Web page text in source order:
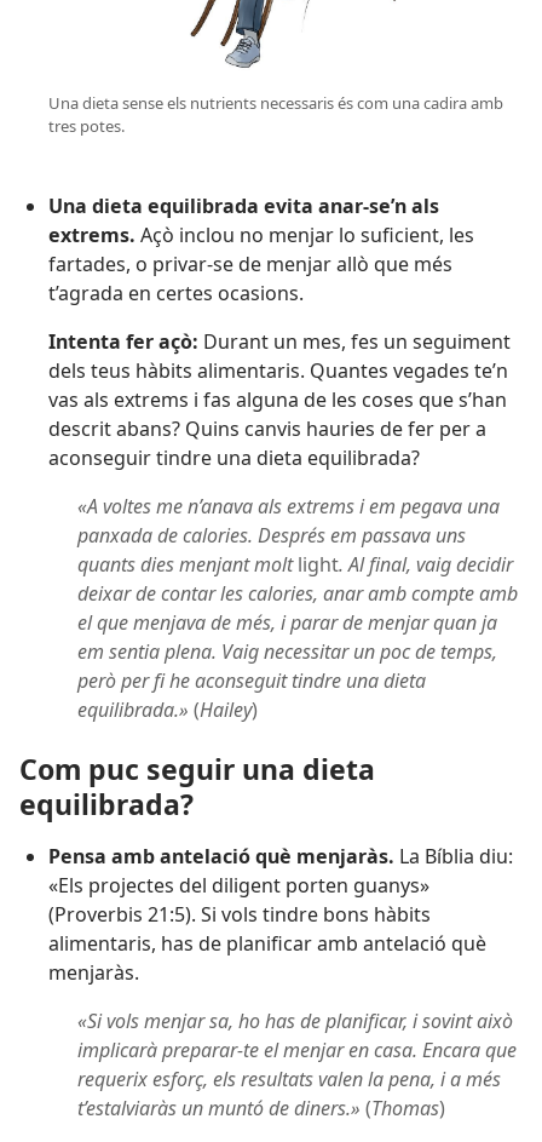
Una dieta sense els nutrients necessaris és com una cadira amb
tres potes.
Una dieta equilibrada evita anar-se’n als
extrems. Açò inclou no menjar lo suficient, les
fartades, o privar-se de menjar allò que més
t’agrada en certes ocasions.
Intenta fer açò: Durant un mes, fes un seguiment
dels teus hàbits alimentaris. Quantes vegades te’n
vas als extrems i fas alguna de les coses que s’han
descrit abans? Quins canvis hauries de fer per a
aconseguir tindre una dieta equilibrada?
«A voltes me n’anava als extrems i em pegava una
panxada de calories. Després em passava uns
quants dies menjant moltlight. Al final, vaig decidir
deixar de contar les calories, anar amb compte amb
el que menjava de més, i parar de menjar quan ja
em sentia plena. Vaig necessitar un poc de temps,
però per fi he aconseguit tindre una dieta
equilibrada.» (Hailey)
Com puc seguir una dieta
equilibrada?
Pensa amb antelació què menjaràs. La Bíblia diu:
«Els projectes del diligent porten guanys»
(Proverbis 21:5). Si vols tindre bons hàbits
alimentaris, has de planificar amb antelació què
menjaràs.
«Si vols menjar sa, ho has de planificar, i sovint això
implicarà preparar-te el menjar en casa. Encara que
requerix esforç, els resultats valen la pena, i a més
t’estalviaràs un muntó de diners.» (Thomas)